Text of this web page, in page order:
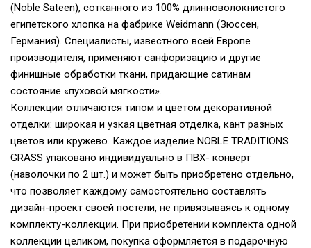
(Noble Sateen), сотканного из 100% длинноволокнистого
египетского хлопка на фабрике Weidmann (Зюссен,
Германия). Специалисты, известного всей Европе
производителя, применяют санфоризацию и другие
финишные обработки ткани, придающие сатинам
состояние «пуховой мягкости».
Коллекции отличаются типом и цветом декоративной
отделки: широкая и узкая цветная отделка, кант разных
цветов или кружево. Каждое изделие NOBLE TRADITIONS
GRASS упаковано индивидуально в ПВХ- конверт
(наволочки по 2 шт.) и может быть приобретено отдельно,
что позволяет каждому самостоятельно составлять
дизайн-проект своей постели, не привязываясь к одному
комплекту-коллекции. При приобретении комплекта одной
коллекции целиком, покупка оформляется в подарочную